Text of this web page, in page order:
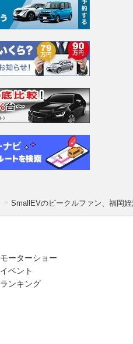
SmallEVのビークルファン、福岡
モーターショー
イベント
ランキング